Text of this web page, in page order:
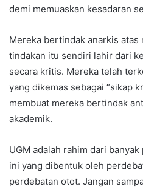
demi memuaskan kesadaran
Mereka bertindak anarkis atas
tindakan itu sendiri lahir dari
secara kritis. Mereka telah
yang dikemas sebagai “sikap
membuat mereka bertindak
akademik.
UGM adalah rahim dari
ini yang dibentuk oleh
perdebatan otot. Jangan